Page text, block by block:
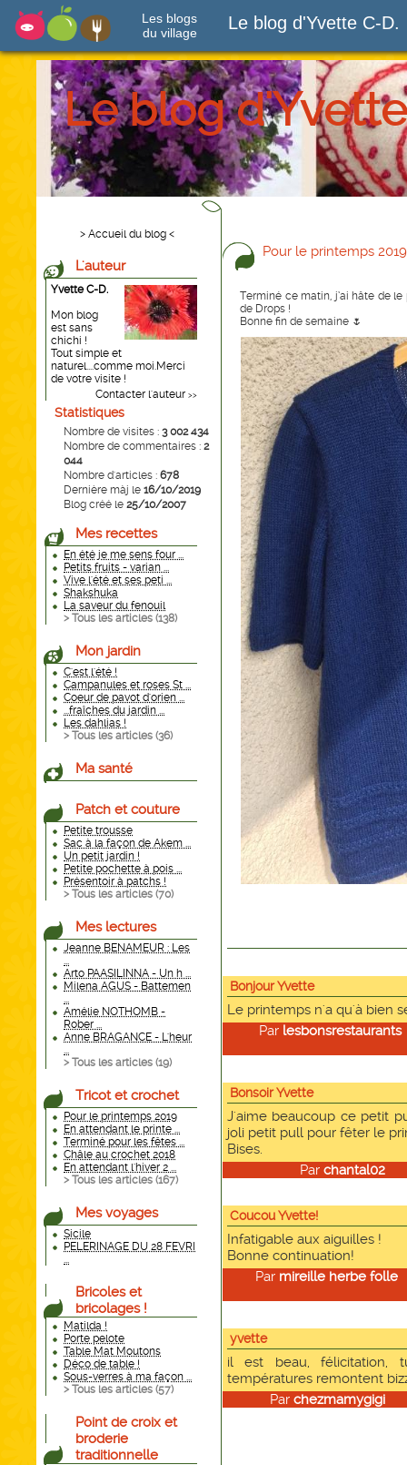
Les blogs
du village
Le blog d'Yvette C-D.
Le blog
> Accueil du blog <
L'auteur
Yvette C-D.
Mon blog
est sans
chichi !
Tout simple et
naturel....comme moi.Merci
de votre visite !
Contacter l'auteur >>
Statistiques
Nombre de visites : 3 002 434
Nombre de commentaires : 2
044
Nombre d'articles : 678
Dernière màj le 16/10/2019
Blog créé le 25/10/2007
Mes recettes
En été je me sens four ...
Petits fruits - varian ...
Vive l'été et ses peti ...
Shakshuka
La saveur du fenouil
> Tous les articles (138)
Mon jardin
C'est l'été !
Campanules et roses St ...
Coeur de pavot d'orien ...
...fraîches du jardin ...
Les dahlias !
> Tous les articles (36)
Ma santé
Patch et couture
Petite trousse
Sac à la façon de Akem ...
Un petit jardin !
Petite pochette à pois ...
Présentoir à patchs !
> Tous les articles (70)
Mes lectures
Jeanne BENAMEUR : Les
...
Arto PAASILINNA - Un h ...
Milena AGUS - Battemen
...
Amélie NOTHOMB -
Rober ...
Anne BRAGANCE - L'heur
...
> Tous les articles (19)
Tricot et crochet
Pour le printemps 2019
En attendant le printe ...
Terminé pour les fêtes ...
Châle au crochet 2018
En attendant l'hiver 2 ...
> Tous les articles (167)
Mes voyages
Sicile
PELERINAGE DU 28 FEVRI
...
Bricoles et
bricolages !
Matilda !
Porte pelote
Table Mat Moutons
Déco de table !
Sous-verres à ma façon ...
> Tous les articles (57)
Point de croix et
broderie
traditionnelle
Pour le printemps 2019
Terminé ce matin, j’ai hâte de
de Drops !
Bonne fin de semaine 🌷
Bonjour Yvette
Le printemps n'a qu'à bien
Par lesbonsrestaurants
Bonsoir Yvette
J'aime beaucoup ce petit
joli petit pull pour fêter le
Bises.
Par chantal02
Coucou Yvette!
Infatigable aux aiguilles !
Bonne continuation!
Par mireille herbe folle
yvette
il est beau, félicitation,
températures remontent
Par chezmamygigi